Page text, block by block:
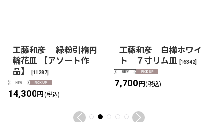
工藤和彦 緑粉引楕円
輪花皿 【アソート作
品】
[11287]
14,300円 (税込)
工藤和彦 白樺ホワイ
ト ７寸リム皿 [16342]
7,700円 (税込)